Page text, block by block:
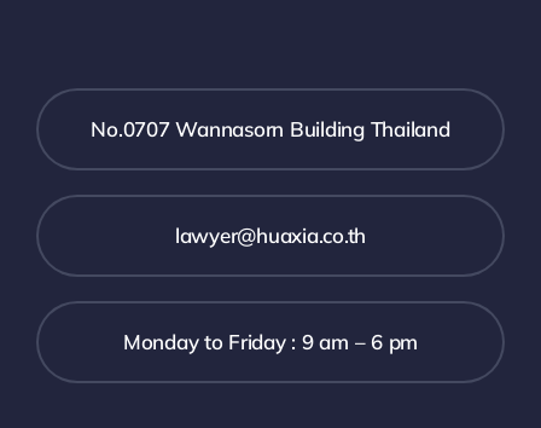
No.0707 Wannasorn Building Thailand
lawyer@huaxia.co.th
Monday to Friday : 9 am – 6 pm